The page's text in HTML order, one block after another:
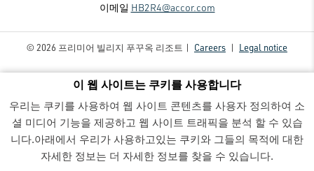
이 웹 사이트는 쿠키를 사용합니다
우리는 쿠키를 사용하여 웹 사이트 콘텐츠를 사용자 정의하여 소
셜 미디어 기능을 제공하고 웹 사이트 트래픽을 분석 할 수 있습
니다.아래에서 우리가 사용하고있는 쿠키와 그들의 목적에 대한
자세한 정보는 더 자세한 정보를 찾을 수 있습니다.
이메일 HB2R4@accor.com
© 2026 프리미어 빌리지 푸꾸옥 리조트 | Careers | Legal notice
프리미어 빌리지 푸꾸옥 리조트 - Luxury family-friendly resort - PV Villa 902 07.202011075-HDR